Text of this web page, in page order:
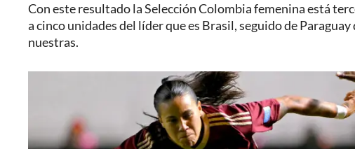
Con este resultado la Selección Colombia femenina está
a cinco unidades del líder que es Brasil, seguido de
nuestras.